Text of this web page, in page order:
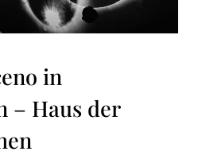
in
– Haus der